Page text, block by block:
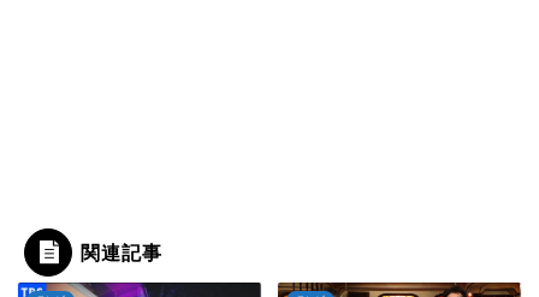
関連記事